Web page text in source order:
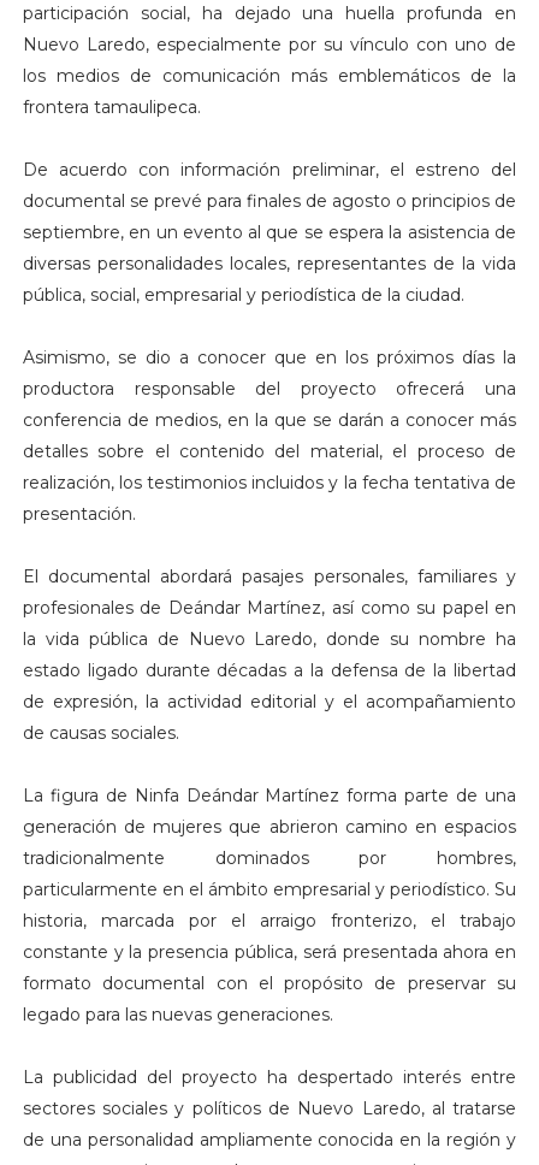
participación social, ha dejado una huella profunda en
Nuevo Laredo, especialmente por su vínculo con uno de
los medios de comunicación más emblemáticos de la
frontera tamaulipeca.
De acuerdo con información preliminar, el estreno del
documental se prevé para finales de agosto o principios de
septiembre, en un evento al que se espera la asistencia de
diversas personalidades locales, representantes de la vida
pública, social, empresarial y periodística de la ciudad.
Asimismo, se dio a conocer que en los próximos días la
productora responsable del proyecto ofrecerá una
conferencia de medios, en la que se darán a conocer más
detalles sobre el contenido del material, el proceso de
realización, los testimonios incluidos y la fecha tentativa de
presentación.
El documental abordará pasajes personales, familiares y
profesionales de Deándar Martínez, así como su papel en
la vida pública de Nuevo Laredo, donde su nombre ha
estado ligado durante décadas a la defensa de la libertad
de expresión, la actividad editorial y el acompañamiento
de causas sociales.
La figura de Ninfa Deándar Martínez forma parte de una
generación de mujeres que abrieron camino en espacios
tradicionalmente dominados por hombres,
particularmente en el ámbito empresarial y periodístico. Su
historia, marcada por el arraigo fronterizo, el trabajo
constante y la presencia pública, será presentada ahora en
formato documental con el propósito de preservar su
legado para las nuevas generaciones.
La publicidad del proyecto ha despertado interés entre
sectores sociales y políticos de Nuevo Laredo, al tratarse
de una personalidad ampliamente conocida en la región y